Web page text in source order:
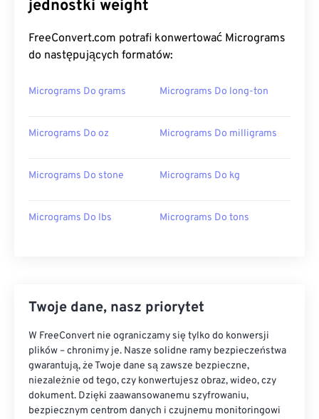
jednostki weight
FreeConvert.com potrafi konwertować Micrograms
do następujących formatów:
Micrograms Do grams Micrograms Do long-ton
Micrograms Do oz Micrograms Do milligrams
Micrograms Do stone Micrograms Do kg
Micrograms Do lbs Micrograms Do tons
Twoje dane, nasz priorytet
W FreeConvert nie ograniczamy się tylko do konwersji
plików – chronimy je. Nasze solidne ramy bezpieczeństwa
gwarantują, że Twoje dane są zawsze bezpieczne,
niezależnie od tego, czy konwertujesz obraz, wideo, czy
dokument. Dzięki zaawansowanemu szyfrowaniu,
bezpiecznym centrom danych i czujnemu monitoringowi